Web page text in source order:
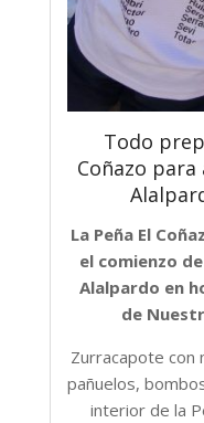
Todo
Coñazo
La Peña El
el comienzo
Alalpardo en
de
Zurracapote con
pañuelos,
interior de la